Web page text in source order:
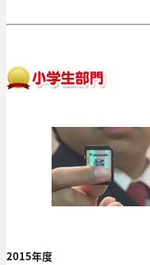
2015年度